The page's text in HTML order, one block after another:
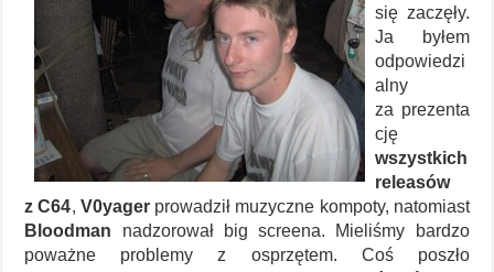
się zaczęły.
Ja byłem
odpowiedzi
alny
za prezenta
cję
wszystkich
releasów
z C64, V0yagerprowadził muzyczne kompoty, natomiast
Bloodman nadzorował big screena. Mieliśmy bardzo
poważne problemy z osprzętem. Coś poszło